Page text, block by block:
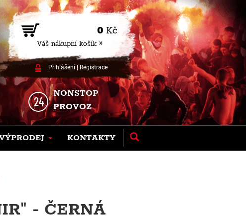
0 Kč
Váš nákupní košík »
Přihlášení| Registrace
NONSTOP
PROVOZ
KONTAKTY
- ČERNÁ